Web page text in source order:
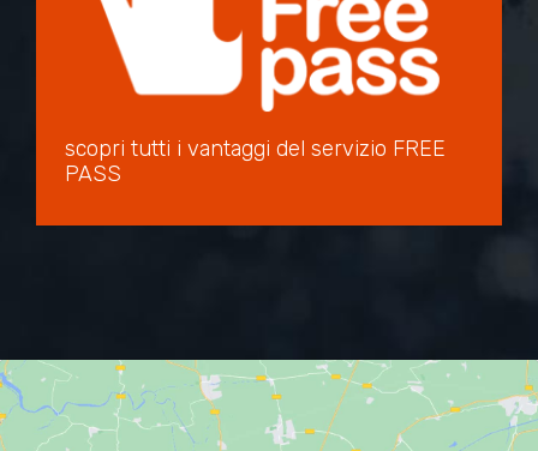
scopri tutti i vantaggi del servizio FREE
PASS